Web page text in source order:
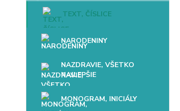
TEXT, ČÍSLICE
NARODENINY
NAZDRAVIE, VŠETKO
NAJLEPŠIE
MONOGRAM, INICIÁLY